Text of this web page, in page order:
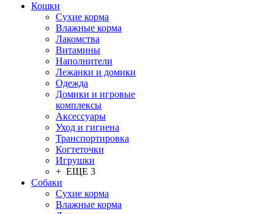
Кошки
Сухие корма
Влажные корма
Лакомства
Витамины
Наполнители
Лежанки и домики
Одежда
Домики и игровые
комплексы
Аксессуары
Уход и гигиена
Транспортировка
Когтеточки
Игрушки
+ ЕЩЕ 3
Собаки
Сухие корма
Влажные корма